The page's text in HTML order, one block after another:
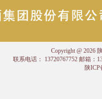
Copyright @ 2026
联系电话： 13720767752 邮箱：
陕ICP